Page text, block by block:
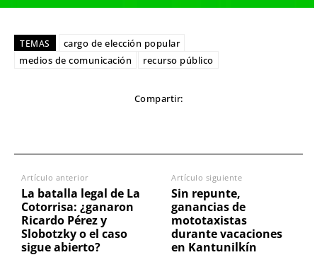
TEMAS
cargo de elección popular
medios de comunicación
recurso público
Compartir:
Artículo anterior
La batalla legal de La
Cotorrisa: ¿ganaron
Ricardo Pérez y
Slobotzky o el caso
sigue abierto?
Artículo siguiente
Sin repunte,
ganancias de
mototaxistas
durante vacaciones
en Kantunilkín